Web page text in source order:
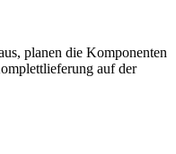
planen die Komponenten
auf der